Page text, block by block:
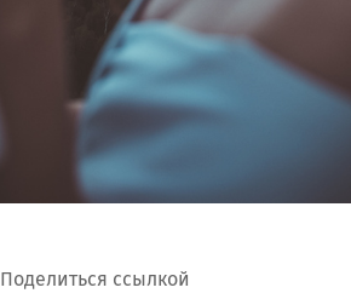
Поделиться ссылкой